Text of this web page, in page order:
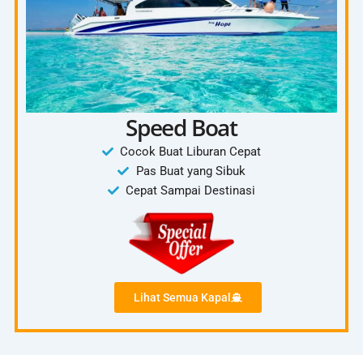
Speed Boat
Cocok Buat Liburan Cepat
Pas Buat yang Sibuk
Cepat Sampai Destinasi
Lihat Semua Kapal